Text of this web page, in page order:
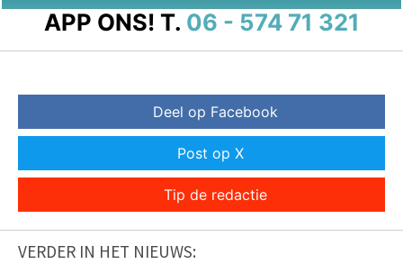
APP ONS! T. 06 - 574 71 321
Deel op Facebook
Post op X
Tip de redactie
VERDER IN HET NIEUWS: